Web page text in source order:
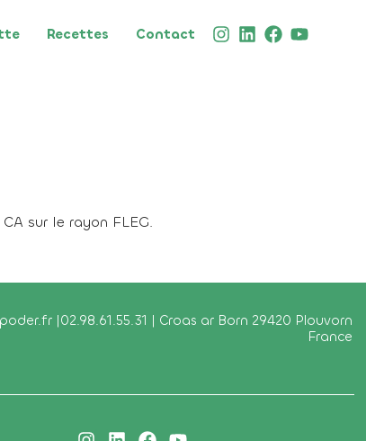
Recettes Contact
sur le rayon FLEG.
|02.98.61.55.31 | Croas ar Born 29420 Plouvorn
France